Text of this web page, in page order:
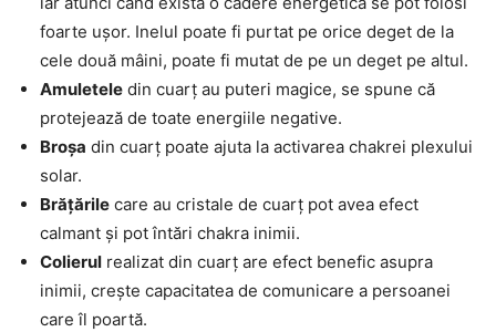
foarte ușor. Inelul poate fi purtat pe orice deget de la
cele două mâini, poate fi mutat de pe un deget pe altul.
Amuletele din cuarț au puteri magice, se spune că
protejează de toate energiile negative.
Broșa din cuarț poate ajuta la activarea chakrei plexului
solar.
Brățările care au cristale de cuarț pot avea efect
calmant și pot întări chakra inimii.
Colierul realizat din cuarț are efect benefic asupra
inimii, crește capacitatea de comunicare a persoanei
care îl poartă.